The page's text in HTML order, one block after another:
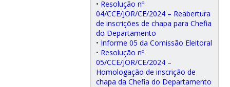
• Resolução nº
04/CCE/JOR/CE/2024 – Reabertura
de inscrições de chapa para Chefia
do Departamento
• Informe 05 da Comissão Eleitoral
• Resolução nº
05/CCE/JOR/CE/2024 –
Homologação de inscrição de
chapa da Chefia do Departamento